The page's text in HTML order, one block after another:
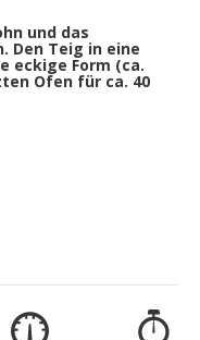
und das
Den Teig in eine
eckige Form (ca.
Ofen für ca. 40